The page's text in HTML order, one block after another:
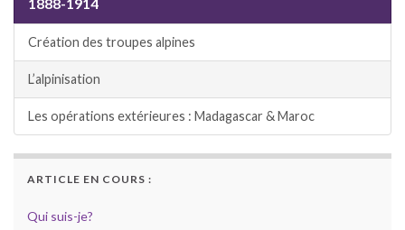
Création des troupes alpines
L’alpinisation
Les opérations extérieures : Madagascar & Maroc
ARTICLE EN COURS :
Qui suis-je?